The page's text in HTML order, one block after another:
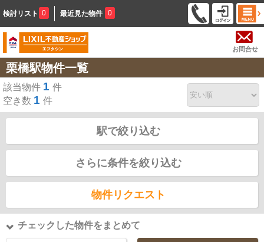
検討リスト 0 最近見た物件 0
お問合せ
栗橋駅物件一覧
該当物件 1 件
空き数 1 件
駅で絞り込む
さらに条件を絞り込む
物件リクエスト
チェックした物件をまとめて